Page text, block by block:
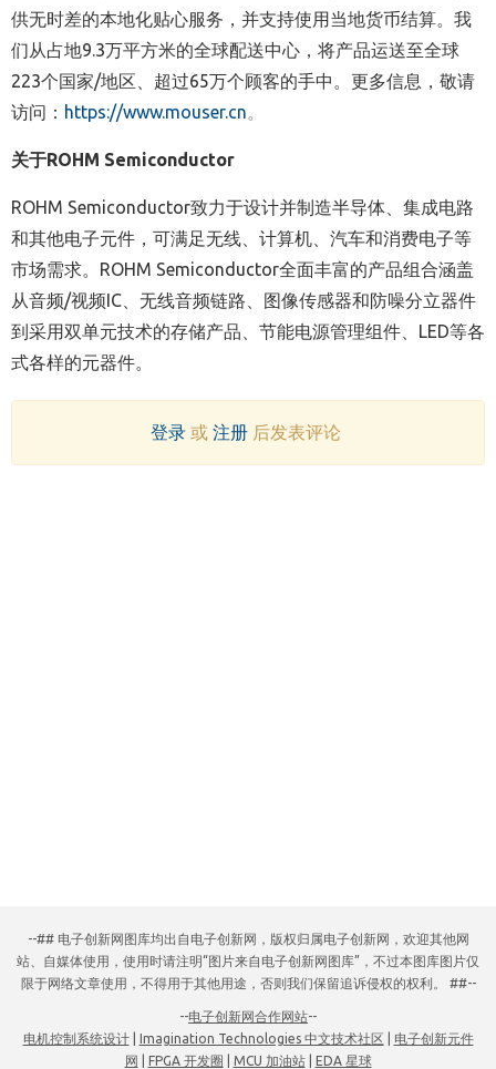
供无时差的本地化贴心服务，并支持使用当地货币结算。我
们从占地9.3万平方米的全球配送中心，将产品运送至全球
223个国家/地区、超过65万个顾客的手中。更多信息 ， 敬请
访问 ： https://www.mouser.cn。
关于ROHM Semiconductor
ROHM Semiconductor致力于设计并制造半导体、集成电路
和其他电子元件，可满足无线、计算机、汽车和消费电子等
市场需求。 ROHM Semiconductor全面丰富的产品组合涵盖
从音频/视频 IC 、无线音频链路、图像传感器和防噪分立器件
到采用双单元技术的存储产品、节能电源管理组件、
LED等各
式各样的元器件。
登录或 注册后发表评论
--## 电子创新网图库均出自电子创新网，版权归属电子创新网，欢迎其他网
站、自媒体使用，使用时请注明“图片来自电子创新网图库”，不过本图库图片仅
限于网络文章使用，不得用于其他用途，否则我们保留追诉侵权的权利。 ##--
--电子创新网合作网站--
电机控制系统设计| Imagination Technologies 中文技术社区
电子创新元件
网
FPGA 开发圈 MCU 加油站| EDA 星球